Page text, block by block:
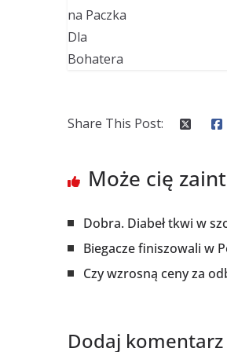
Share This Post:
Może cię
Dobra. Diabeł tkwi w
Biegacze finiszowali w
Czy wzrosną ceny za
Dodaj komentarz